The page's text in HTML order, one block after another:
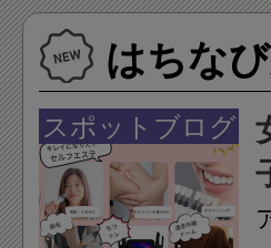
はちな
スポットブログ